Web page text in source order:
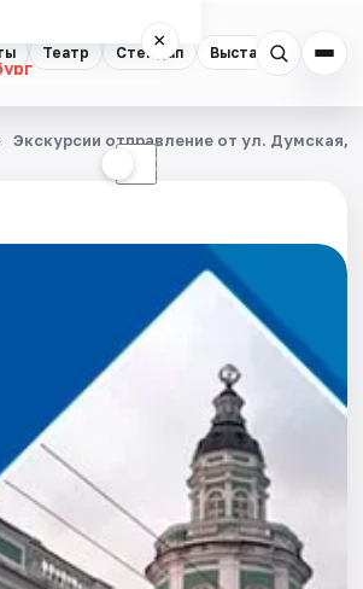
Театр Стендап Выставки
×
☾
Экскурсии отправление от ул. Думская,